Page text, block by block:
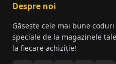
Despre noi
Găsește cele mai bune
speciale de la magazinele
la fiecare achiziție!